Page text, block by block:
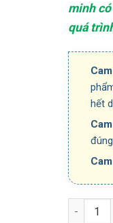
minh
quá
hết
Số lượng